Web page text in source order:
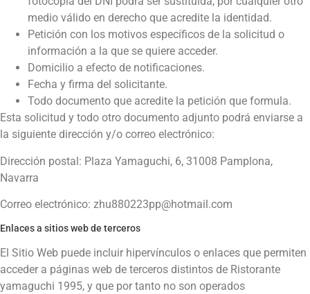
medio válido en derecho que acredite la identidad.
Petición con los motivos específicos de la solicitud o
información a la que se quiere acceder.
Domicilio a efecto de notificaciones.
Fecha y firma del solicitante.
Todo documento que acredite la petición que formula.
Esta solicitud y todo otro documento adjunto podrá enviarse a
la siguiente dirección y/o correo electrónico:
Dirección postal: Plaza Yamaguchi, 6, 31008 Pamplona,
Navarra
Correo electrónico: zhu880223pp@hotmail.com
Enlaces a sitios web de terceros
El Sitio Web puede incluir hipervínculos o enlaces que permiten
acceder a páginas web de terceros distintos de Ristorante
yamaguchi 1995, y que por tanto no son operados